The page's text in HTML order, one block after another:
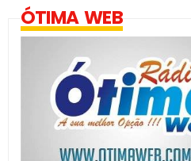
ÓTIMA WEB